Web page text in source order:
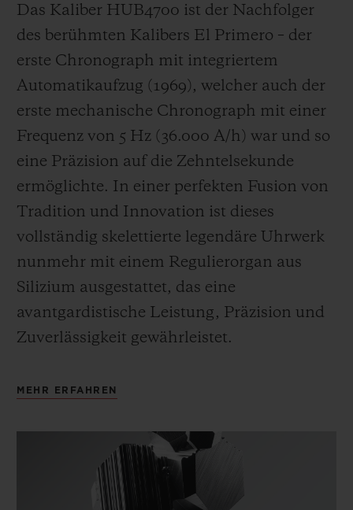
Das Kaliber HUB4700 ist der Nachfolger
des berühmten Kalibers El Primero – der
erste Chronograph mit integriertem
Automatikaufzug (1969), welcher auch der
erste mechanische Chronograph mit einer
Frequenz von 5 Hz (36.000 A/h ) war und so
eine Präzision auf die Zehntelsekunde
ermöglichte. In einer perfekten Fusion von
Tradition und Innovation ist dieses
vollständig skelettierte legendäre Uhrwerk
nunmehr mit einem Regulierorgan aus
Silizium ausgestattet, das eine
avantgardistische Leistung, Präzision und
Zuverlässigkeit gewährleistet.
MEHR ERFAHREN